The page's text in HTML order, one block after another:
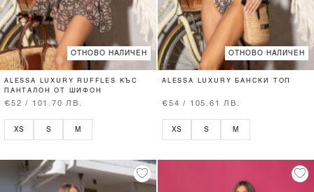
ОТНОВО НАЛИЧЕН
ALESSA LUXURY RUFFLES КЪС
ПАНТАЛОН ОТ ШИФОН
€52 / 101.70 ЛВ.
XS S M
ОТНОВО НАЛИЧЕН
ALESSA LUXURY БАНСКИ ТОП
€54 / 105.61 ЛВ.
XS S M